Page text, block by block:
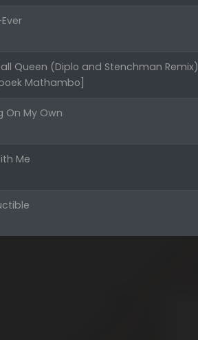
Queen (Diplo and Stenchman Remix)
Mathambo]
On My Own
Me